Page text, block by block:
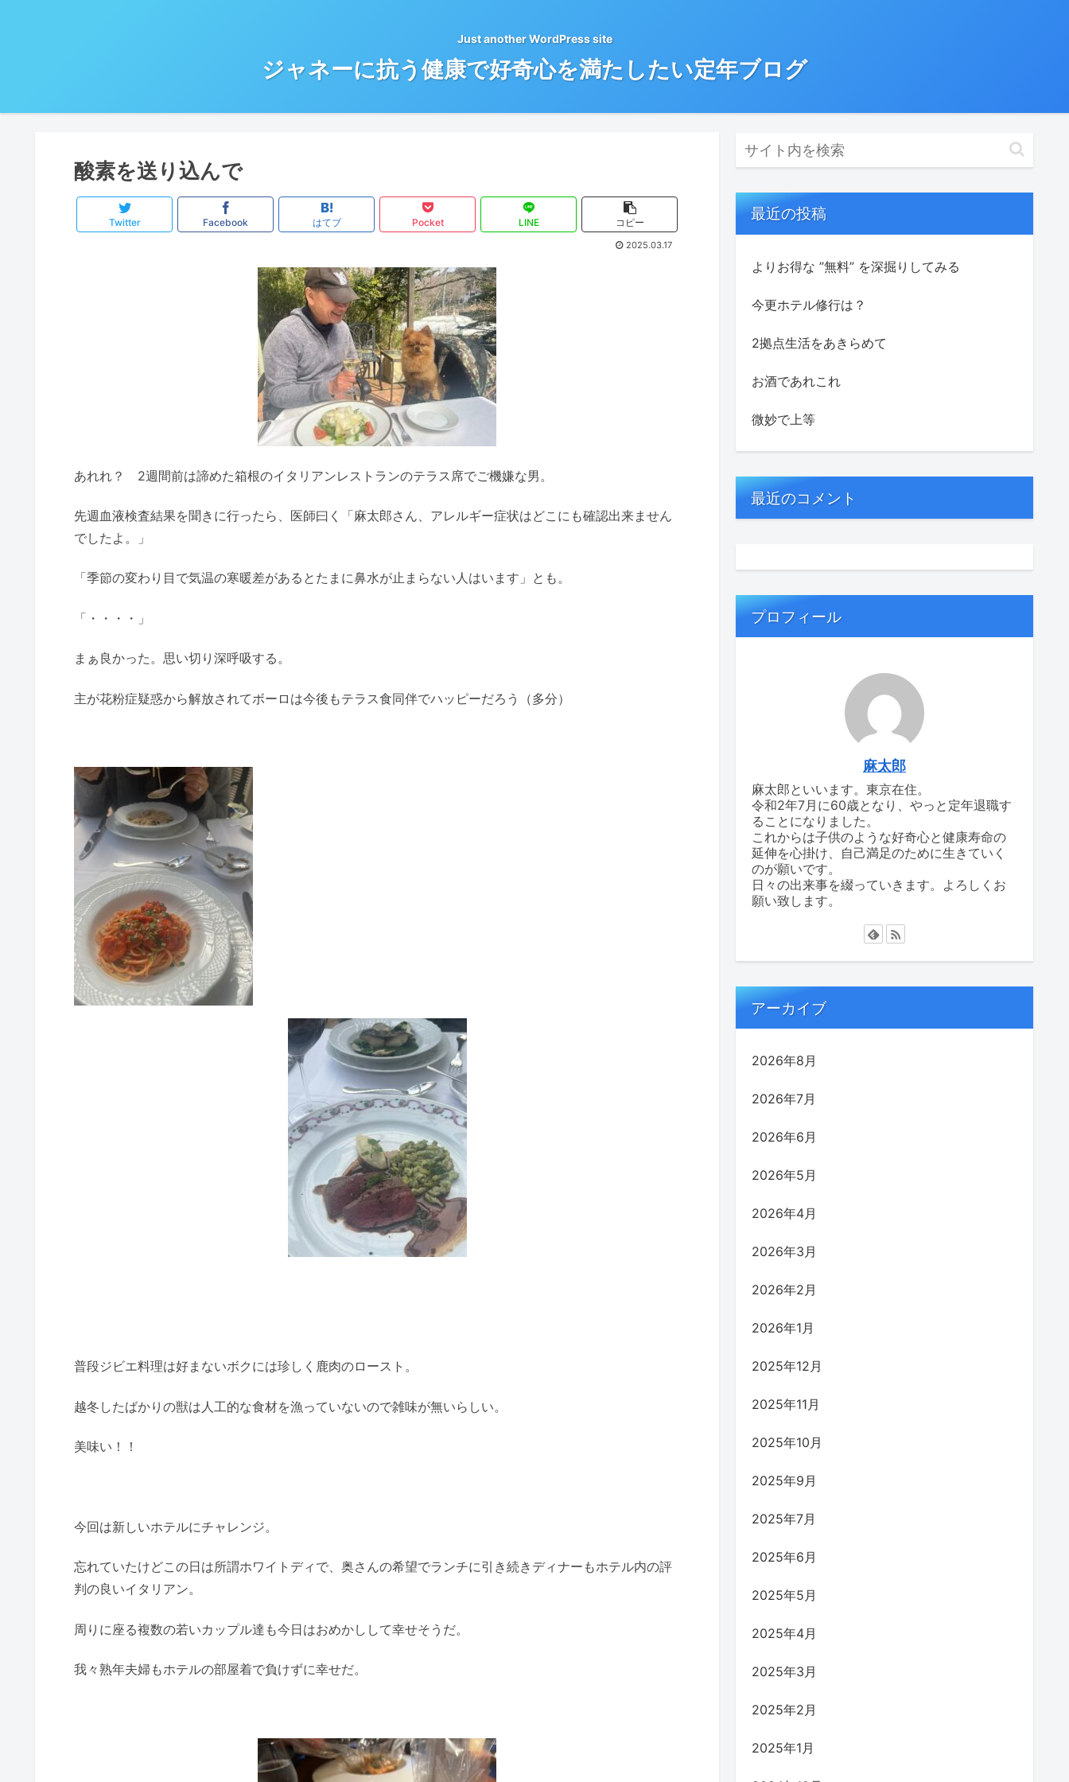
Just another WordPress site
ジャネーに抗う健康で好奇心を満たしたい定年ブログ
酸素を送り込んで
Twitter Facebook はてブ Pocket LINE コピー
2025.03.17
あれれ？ 2週間前は諦めた箱根のイタリアンレストランのテラス席でご機嫌な男。
先週血液検査結果を聞きに行ったら、医師曰く「麻太郎さん、アレルギー症状はどこにも確認出来ません
でしたよ。」
「季節の変わり目で気温の寒暖差があるとたまに鼻水が止まらない人はいます」とも。
「・・・・」
まぁ良かった。思い切り深呼吸する。
主が花粉症疑惑から解放されてボーロは今後もテラス食同伴でハッピーだろう（多分）
普段ジビエ料理は好まないボクには珍しく鹿肉のロースト。
越冬したばかりの獣は人工的な食材を漁っていないので雑味が無いらしい。
美味い！！
今回は新しいホテルにチャレンジ。
忘れていたけどこの日は所謂ホワイトディで、奥さんの希望でランチに引き続きディナーもホテル内の評
判の良いイタリアン。
周りに座る複数の若いカップル達も今日はおめかしして幸せそうだ。
我々熟年夫婦もホテルの部屋着で負けずに幸せだ。
最近の投稿
よりお得な ”無料” を深掘りしてみる
今更ホテル修行は？
2拠点生活をあきらめて
お酒であれこれ
微妙で上等
最近のコメント
プロフィール
麻太郎
麻太郎といいます。東京在住。
令和2年7月に60歳となり、やっと定年退職す
ることになりました。
これからは子供のような好奇心と健康寿命の
延伸を心掛け、自己満足のために生きていく
のが願いです。
日々の出来事を綴っていきます。よろしくお
願い致します。
アーカイブ
2026年8月
2026年7月
2026年6月
2026年5月
2026年4月
2026年3月
2026年2月
2026年1月
2025年12月
2025年11月
2025年10月
2025年9月
2025年7月
2025年6月
2025年5月
2025年4月
2025年3月
2025年2月
2025年1月